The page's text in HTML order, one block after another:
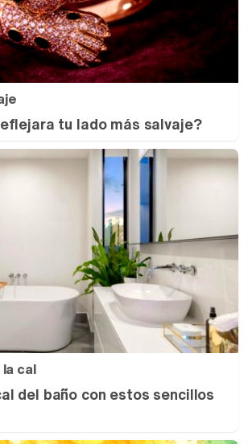
tu lado más salvaje?
cal
del baño con estos sencillos